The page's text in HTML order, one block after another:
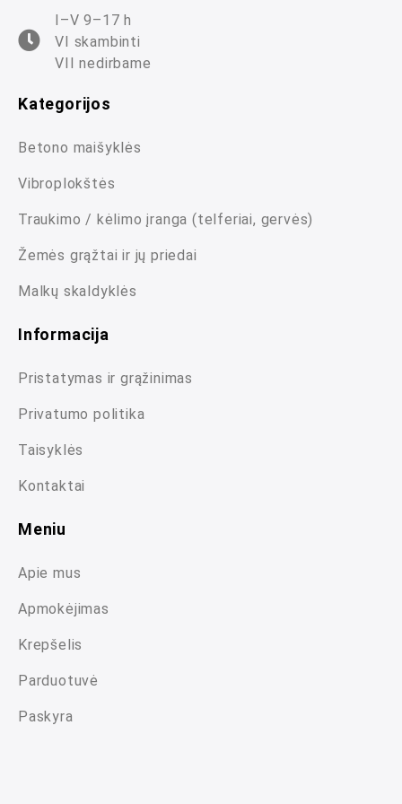
I–V 9–17 h
VI skambinti
VII nedirbame
Kategorijos
Betono maišyklės
Vibroplokštės
Traukimo / kėlimo įranga (telferiai, gervės)
Žemės grąžtai ir jų priedai
Malkų skaldyklės
Informacija
Pristatymas ir grąžinimas
Privatumo politika
Taisyklės
Kontaktai
Meniu
Apie mus
Apmokėjimas
Krepšelis
Parduotuvė
Paskyra